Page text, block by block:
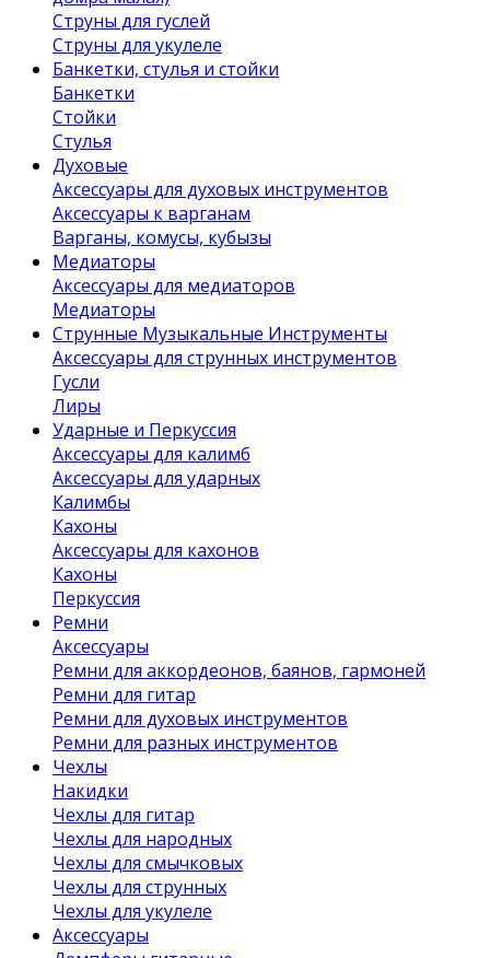
Струны для гуслей
Струны для укулеле
Банкетки, стулья и стойки
Банкетки
Стойки
Стулья
Духовые
Аксессуары для духовых инструментов
Аксессуары к варганам
Варганы, комусы, кубызы
Медиаторы
Аксессуары для медиаторов
Медиаторы
Струнные Музыкальные Инструменты
Аксессуары для струнных инструментов
Гусли
Лиры
Ударные и Перкуссия
Аксессуары для калимб
Аксессуары для ударных
Калимбы
Кахоны
Аксессуары для кахонов
Кахоны
Перкуссия
Ремни
Аксессуары
Ремни для аккордеонов, баянов, гармоней
Ремни для гитар
Ремни для духовых инструментов
Ремни для разных инструментов
Чехлы
Накидки
Чехлы для гитар
Чехлы для народных
Чехлы для смычковых
Чехлы для струнных
Чехлы для укулеле
Аксессуары